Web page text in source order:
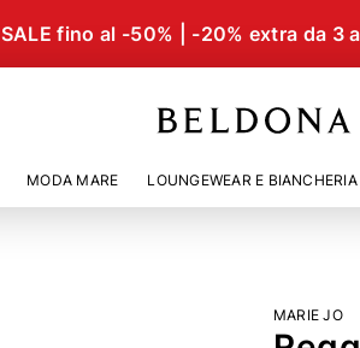
SALE fino al -50% | -20% extra da 3
MODA MARE LOUNGEWEAR E
MARIE JO